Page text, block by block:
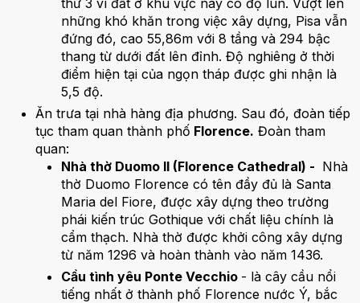
thứ 3 vì đất ở khu vực này có độ lún. Vượt lên
những khó khăn trong việc xây dựng, Pisa vẫn
đứng đó, cao 55,86m với 8 tầng và 294 bậc
thang từ dưới đất lên đỉnh. Độ nghiêng ở thời
điểm hiện tại của ngọn tháp được ghi nhận là
5,5 độ.
Ăn trưa tại nhà hàng địa phương. Sau đó, đoàn tiếp
tục tham quan thành phố Florence. Đoàn tham
quan:
Nhà thờ Duomo II (Florence Cathedral) - Nhà
thờ Duomo Florence có tên đầy đủ là Santa
Maria del Fiore, được xây dựng theo trường
phái kiến trúc Gothique với chất liệu chính là
cẩm thạch. Nhà thờ được khởi công xây dựng
từ năm 1296 và hoàn thành vào năm 1436.
Cầu tình yêu Ponte Vecchio - là cây cầu nổi
tiếng nhất ở thành phố Florence nước Ý, bắc